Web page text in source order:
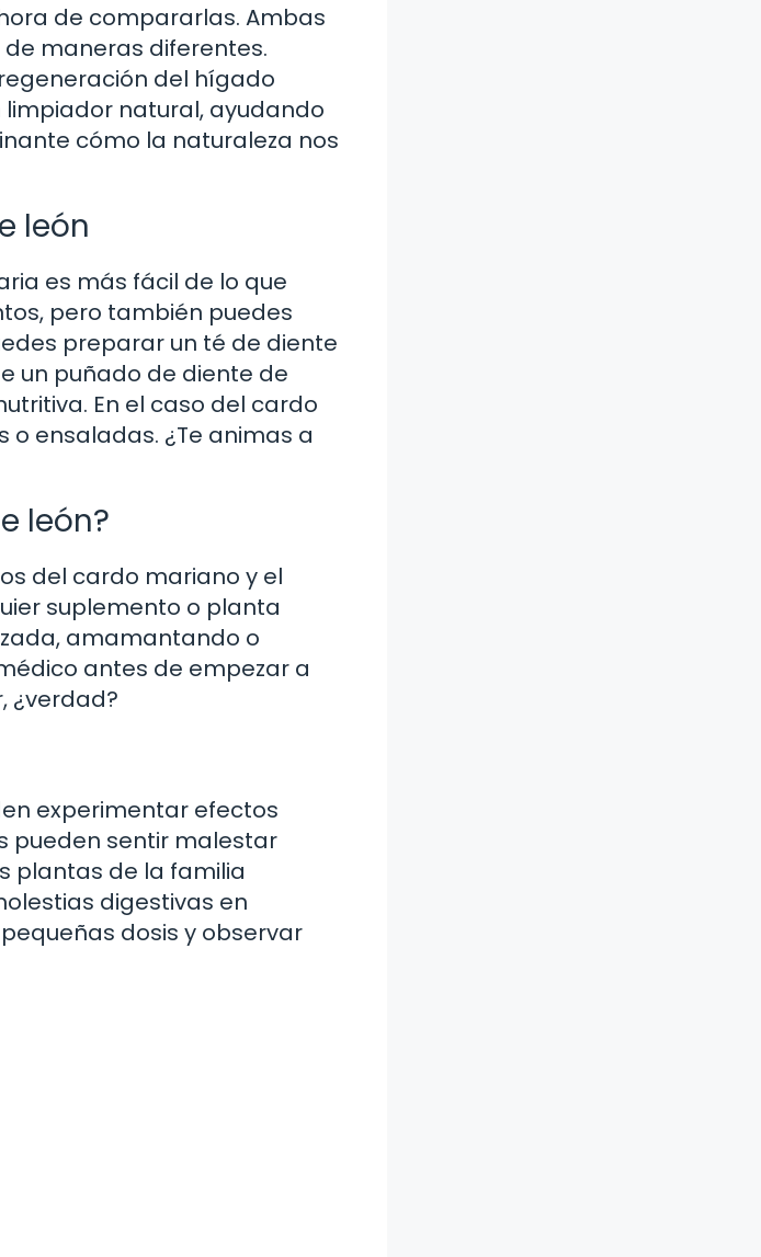
de compararlas. Ambas
maneras diferentes.
del hígado
natural, ayudando
cómo la naturaleza nos
león
es más fácil de lo que
pero también puedes
preparar un té de diente
un puñado de diente de
En el caso del cardo
ensaladas. ¿Te animas a
león?
del cardo mariano y el
suplemento o planta
amamantando o
antes de empezar a
¿verdad?
experimentar efectos
pueden sentir malestar
plantas de la familia
digestivas en
dosis y observar